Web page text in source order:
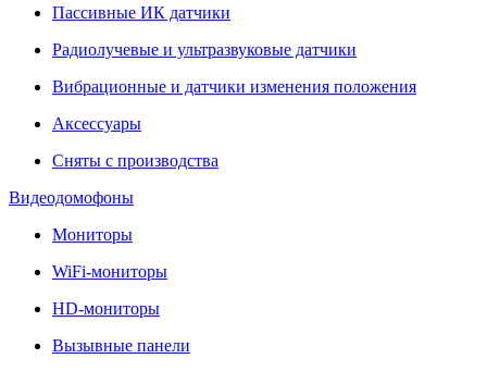
Пассивные ИК датчики
Радиолучевые и ультразвуковые датчики
Вибрационные и датчики изменения положения
Аксессуары
Сняты с производства
Видеодомофоны
Мониторы
WiFi-мониторы
HD-мониторы
Вызывные панели